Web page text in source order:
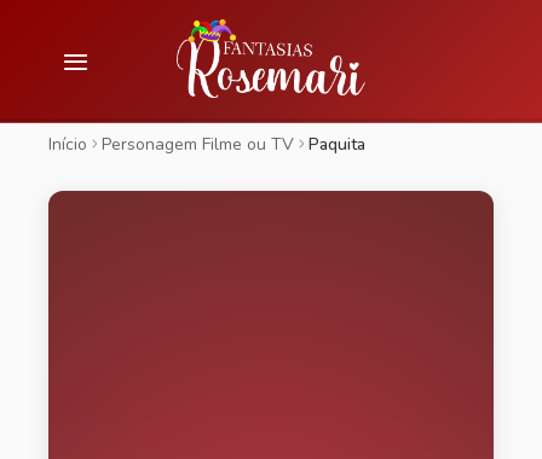
Início Personagem Filme ou TV Paquita